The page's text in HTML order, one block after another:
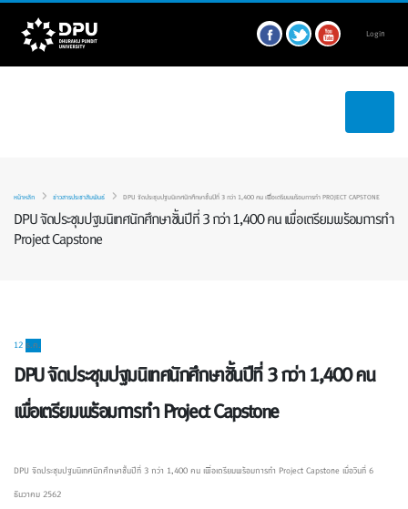
Login
DPU จัดประชุมปฐมนิเทศนักศึกษาชั้นปีที่ 3 กว่า 1,400 คน เพื่อเตรียมพร้อมการทำ
Project Capstone
หน้าหลัก ข่าวสารประชาสัมพันธ์ DPU จัดประชุมปฐมนิเทศนักศึกษาชั้นปีที่ 3 กว่า 1,400 คน เพื่อเตรียมพร้อมการทำ PROJECT CAPSTONE
12 ธ.ค.
DPU จัดประชุมปฐมนิเทศนักศึกษาชั้นปีที่ 3 กว่า 1,400 คน
เพื่อเตรียมพร้อมการทำ Project Capstone
DPU จัดประชุมปฐมนิเทศนักศึกษาชั้นปีที่ 3 กว่า 1,400 คน เพื่อเตรียมพร้อมการทำ Project Capstone เมื่อวันที่ 6
ธันวาคม 2562